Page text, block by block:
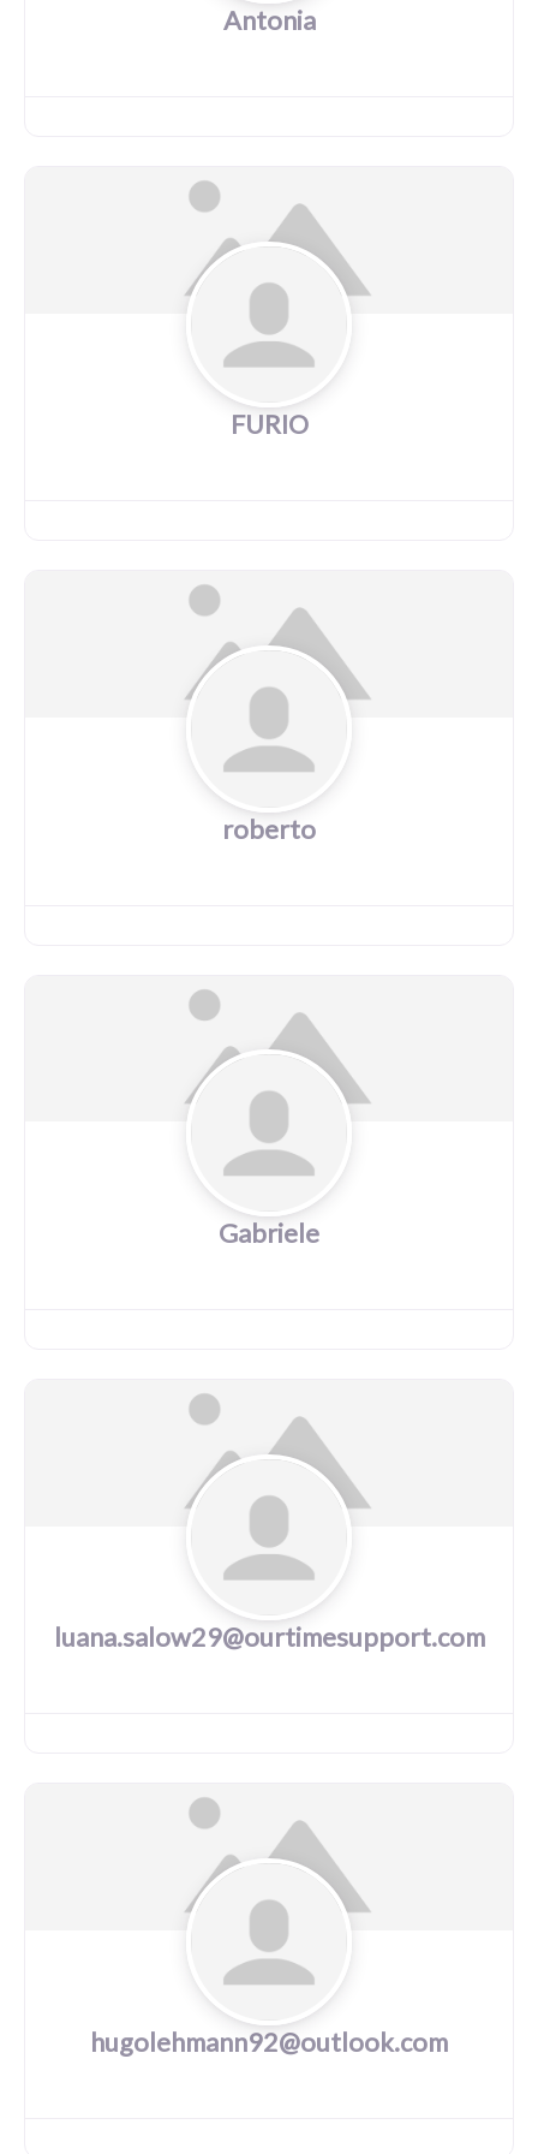
Antonia
FURIO
roberto
Gabriele
luana.salow29@ourtimesupport.com
hugolehmann92@outlook.com